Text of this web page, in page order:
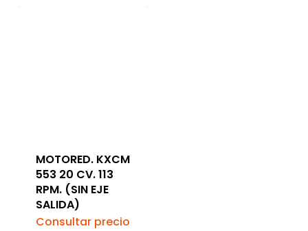
MOTORED. KXCM
553 20 CV. 113
RPM. (SIN EJE
SALIDA)
Consultar precio